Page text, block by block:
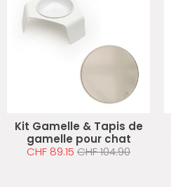
Kit Gamelle & Tapis de
gamelle pour chat
CHF 89.15 CHF 104.90